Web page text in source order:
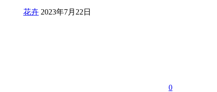
花卉 2023年7月22日
0